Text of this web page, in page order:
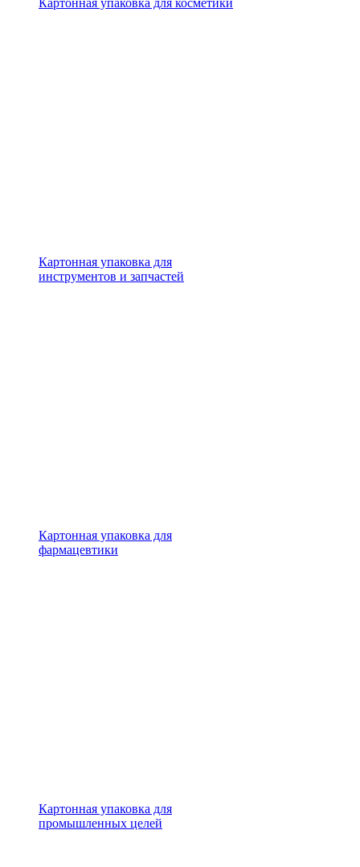
Картонная упаковка для
инструментов и запчастей
Картонная упаковка для
фармацевтики
Картонная упаковка для
промышленных целей